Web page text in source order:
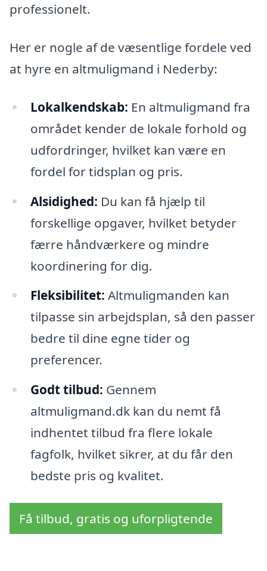
professionelt.
Her er nogle af de væsentlige fordele ved
at hyre en altmuligmand i Nederby:
Lokalkendskab: En altmuligmand fra
området kender de lokale forhold og
udfordringer, hvilket kan være en
fordel for tidsplan og pris.
Alsidighed: Du kan få hjælp til
forskellige opgaver, hvilket betyder
færre håndværkere og mindre
koordinering for dig.
Fleksibilitet: Altmuligmanden kan
tilpasse sin arbejdsplan, så den passer
bedre til dine egne tider og
preferencer.
Godt tilbud: Gennem
altmuligmand.dk kan du nemt få
indhentet tilbud fra flere lokale
fagfolk, hvilket sikrer, at du får den
bedste pris og kvalitet.
Få tilbud, gratis og uforpligtende